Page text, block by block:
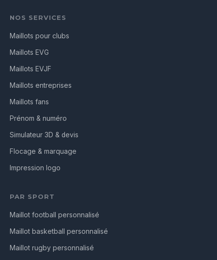
NOS SERVICES
Maillots pour clubs
Maillots EVG
Maillots EVJF
Maillots entreprises
Maillots fans
Prénom & numéro
Simulateur 3D & devis
Flocage & marquage
Impression logo
PAR SPORT
Maillot football personnalisé
Maillot basketball personnalisé
Maillot rugby personnalisé